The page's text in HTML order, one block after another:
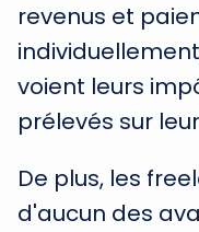
revenus et
voient leurs
prélevés sur
De plus, les
d'aucun des